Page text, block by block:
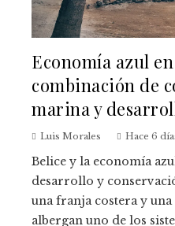
Economía azul
combinación de
marina y
Luis Morales Hace 6
Belice y la economía
desarrollo y
una franja costera y
albergan uno de los